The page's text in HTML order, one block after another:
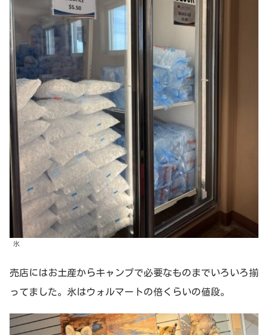
氷
売店にはお土産からキャンプで必要なものまでいろいろ揃
ってました。氷はウォルマートの倍くらいの値段。